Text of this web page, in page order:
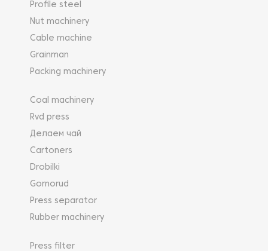
Profile steel
Nut machinery
Cable machine
Grainman
Packing machinery
Coal machinery
Rvd press
Делаем чай
Cartoners
Drobilki
Gornorud
Press separator
Rubber machinery
Press filter